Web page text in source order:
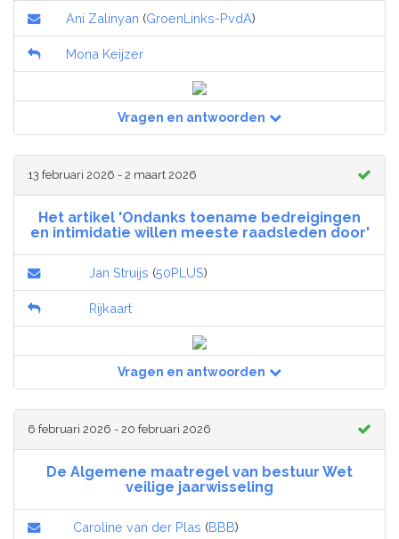
Ani Zalinyan (GroenLinks-PvdA)
Mona Keijzer
Vragen en antwoorden
13 februari 2026 - 2 maart 2026
Het artikel 'Ondanks toename bedreigingen
en intimidatie willen meeste raadsleden door'
Jan Struijs (50PLUS)
Rijkaart
Vragen en antwoorden
6 februari 2026 - 20 februari 2026
De Algemene maatregel van bestuur Wet
veilige jaarwisseling
Caroline van der Plas (BBB)